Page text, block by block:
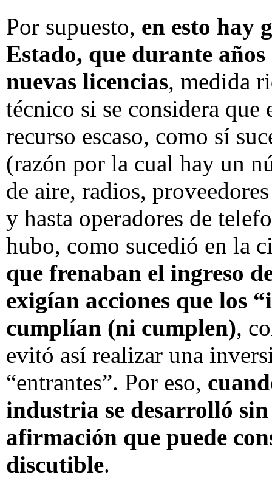
Por supuesto, en esto hay
Estado, que durante
nuevas licencias, medida
técnico si se considera que
recurso escaso, como sí
(razón por la cual hay un
de aire, radios,
y hasta operadores de
hubo, como sucedió en la
que frenaban el ingreso
exigían acciones que los
cumplían (ni cumplen),
evitó así realizar una
“entrantes”. Por eso,
industria se desarrolló
afirmación que puede
discutible.